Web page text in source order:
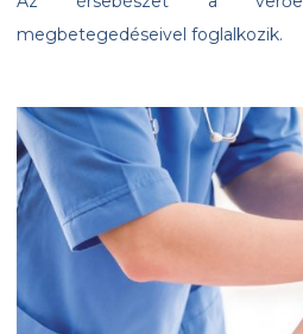
megbetegedéseivel foglalkozik.